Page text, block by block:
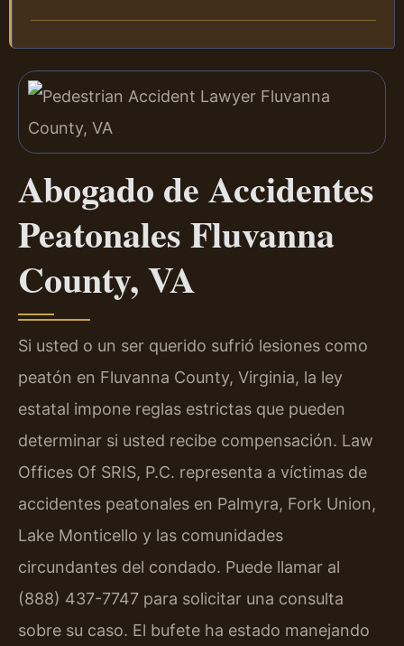
Abogado de Accidentes
Peatonales Fluvanna
County, VA
Si usted o un ser querido sufrió lesiones como
peatón en Fluvanna County, Virginia, la ley
estatal impone reglas estrictas que pueden
determinar si usted recibe compensación. Law
Offices Of SRIS, P.C. representa a víctimas de
accidentes peatonales en Palmyra, Fork Union,
Lake Monticello y las comunidades
circundantes del condado. Puede llamar al
(888) 437-7747 para solicitar una consulta
sobre su caso. El bufete ha estado manejando